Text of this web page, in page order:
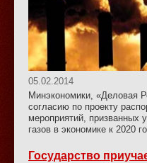
05.02.2014
Минэкономики, «Деловая
согласию по проекту
мероприятий, призванных
газов в экономике к 2020
Государство